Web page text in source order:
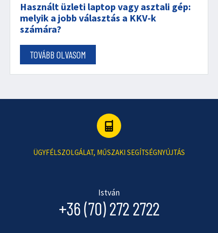
Használt üzleti laptop vagy asztali gép:
melyik a jobb választás a KKV-k
számára?
TOVÁBB OLVASOM
ÜGYFÉLSZOLGÁLAT, MŰSZAKI SEGÍTSÉGNYÚJTÁS
István
+36 (70) 272 2722